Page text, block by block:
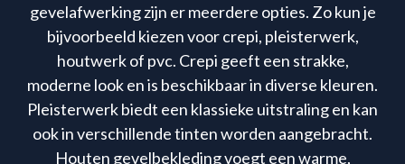
gevelafwerking zijn er meerdere opties. Zo kun je
bijvoorbeeld kiezen voor crepi, pleisterwerk,
houtwerk of pvc. Crepi geeft een strakke,
moderne look en is beschikbaar in diverse kleuren.
Pleisterwerk biedt een klassieke uitstraling en kan
ook in verschillende tinten worden aangebracht.
Houten gevelbekleding voegt een warme,